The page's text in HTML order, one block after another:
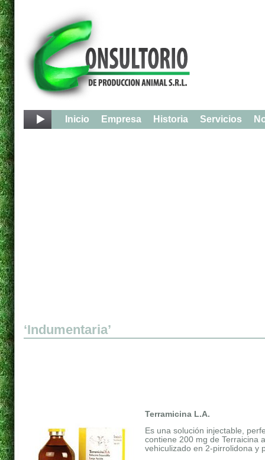
Inicio Empresa Historia Servicios
‘Indumentaria’
Terramicina L.A.
Es una solución injectable,
contiene 200 mg de Terraicina
vehiculizado en 2-pirrolidona y